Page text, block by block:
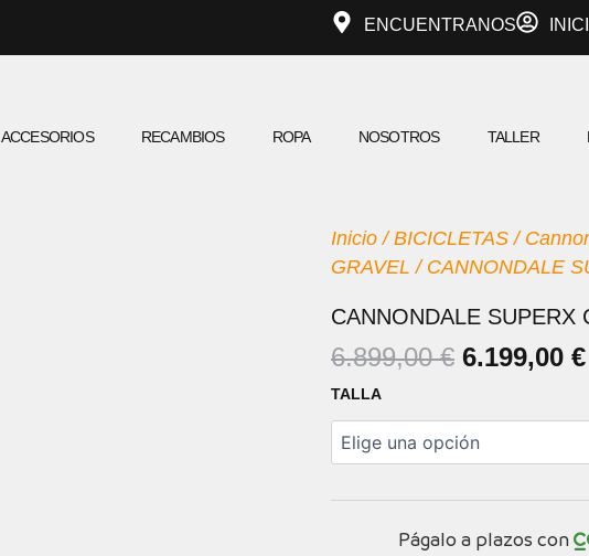
ENCUENTRANOS
ACCESORIOS RECAMBIOS ROPA NOSOTROS TALLER
Inicio /BICICLETAS /
GRAVEL / CANNONDALE
CANNONDALE SUPERX
6.899,00€ EL
ERA:
6.899,00
6.199,00 €
TALLA
Págalo a plazos con
CANNONDALE